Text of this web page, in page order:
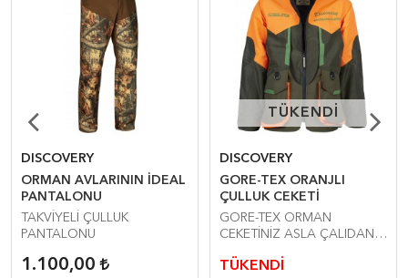
DISCOVERY
ORMAN AVLARININ İDEAL
PANTALONU
TAKVİYELİ ÇULLUK
PANTALONU
1.100,00
TÜKENDİ
TÜKENDİ
DISCOVERY
GORE-TEX ORANJLI
ÇULLUK CEKETİ
GORE-TEX ORMAN
CEKETİNİZ ASLA ÇALIDAN
TÜKENDİ